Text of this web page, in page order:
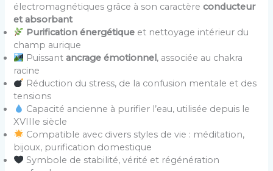
électromagnétiques grâce à son caractèreconducteur
et absorbant
Purification énergétique et nettoyage intérieur du
champ aurique
Puissantancrage émotionnel, associée au chakra
racine
Réduction du stress, de la confusion mentale et des
tensions
Capacité ancienne à purifier l’eau, utilisée depuis le
XVIIIe siècle
Compatible avec divers styles de vie : méditation,
bijoux, purification domestique
Symbole de stabilité, vérité et régénération